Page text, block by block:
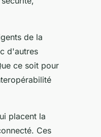
de la
d'autres
ce soit pour
placent la
Ces